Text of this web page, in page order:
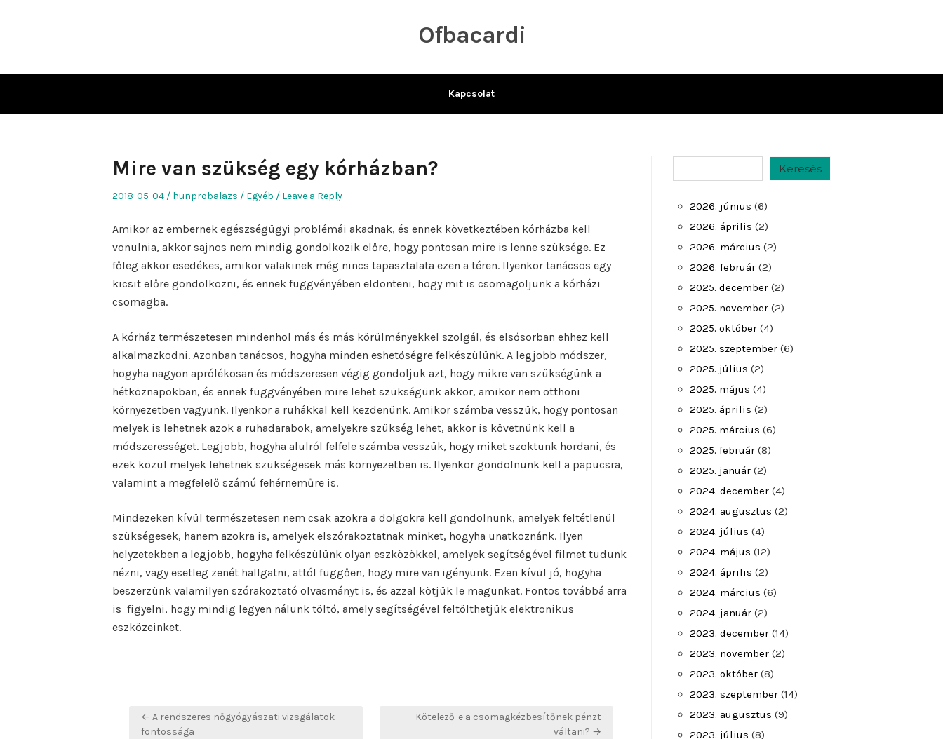
Ofbacardi
Kapcsolat
Mire van szükség egy kórházban?
Posted
2018-05-04 Author
hunprobalazs
Posted
Egyéb Leave a Reply
Amikor az embernek egészségügyi problémái akadnak, és ennek következtében kórházba kell
vonulnia, akkor sajnos nem mindig gondolkozik előre, hogy pontosan mire is lenne szüksége. Ez
főleg akkor esedékes, amikor valakinek még nincs tapasztalata ezen a téren. Ilyenkor tanácsos egy
kicsit előre gondolkozni, és ennek függvényében eldönteni, hogy mit is csomagoljunk a kórházi
csomagba.
A kórház természetesen mindenhol más és más körülményekkel szolgál, és elsősorban ehhez kell
alkalmazkodni. Azonban tanácsos, hogyha minden eshetőségre felkészülünk. A legjobb módszer,
hogyha nagyon aprólékosan és módszeresen végig gondoljuk azt, hogy mikre van szükségünk a
hétköznapokban, és ennek függvényében mire lehet szükségünk akkor, amikor nem otthoni
környezetben vagyunk. Ilyenkor a ruhákkal kell kezdenünk. Amikor számba vesszük, hogy pontosan
melyek is lehetnek azok a ruhadarabok, amelyekre szükség lehet, akkor is követnünk kell a
módszerességet. Legjobb, hogyha alulról felfele számba vesszük, hogy miket szoktunk hordani, és
ezek közül melyek lehetnek szükségesek más környezetben is. Ilyenkor gondolnunk kell a papucsra,
valamint a megfelelő számú fehérneműre is.
Mindezeken kívül természetesen nem csak azokra a dolgokra kell gondolnunk, amelyek feltétlenül
szükségesek, hanem azokra is, amelyek elszórakoztatnak minket, hogyha unatkoznánk. Ilyen
helyzetekben a legjobb, hogyha felkészülünk olyan eszközökkel, amelyek segítségével filmet tudunk
nézni, vagy esetleg zenét hallgatni, attól függően, hogy mire van igényünk. Ezen kívül jó, hogyha
beszerzünk valamilyen szórakoztató olvasmányt is, és azzal kötjük le magunkat. Fontos továbbá arra
is figyelni, hogy mindig legyen nálunk töltő, amely segítségével feltölthetjük elektronikus
eszközeinket.
Bejegyzés
← A rendszeres nőgyógyászati vizsgálatok
fontossága
Kötelező-e a csomagkézbesítőnek pénzt
váltani? →
Keresés
2026. június (6)
2026. április (2)
2026. március (2)
2026. február (2)
2025. december (2)
2025. november (2)
2025. október (4)
2025. szeptember (6)
2025. július (2)
2025. május (4)
2025. április (2)
2025. március (6)
2025. február (8)
2025. január (2)
2024. december (4)
2024. augusztus (2)
2024. július (4)
2024. május (12)
2024. április (2)
2024. március (6)
2024. január (2)
2023. december (14)
2023. november (2)
2023. október (8)
2023. szeptember (14)
2023. augusztus (9)
2023. július (8)